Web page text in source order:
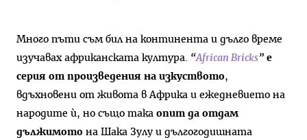
Много пъти съм бил на континента и дълго време
изучавах африканската култура. “African Bricks” е
серия от произведения на изкуството,
вдъхновени от живота в Африка и ежедневието на
народите ѝ, но също така опит да отдам
дължимото на Шака Зулу и дългогодишната